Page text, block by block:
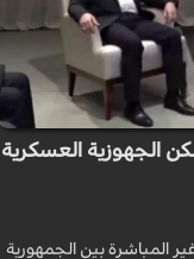
الجهوزية العسكرية
المباشرة بين الجمهورية